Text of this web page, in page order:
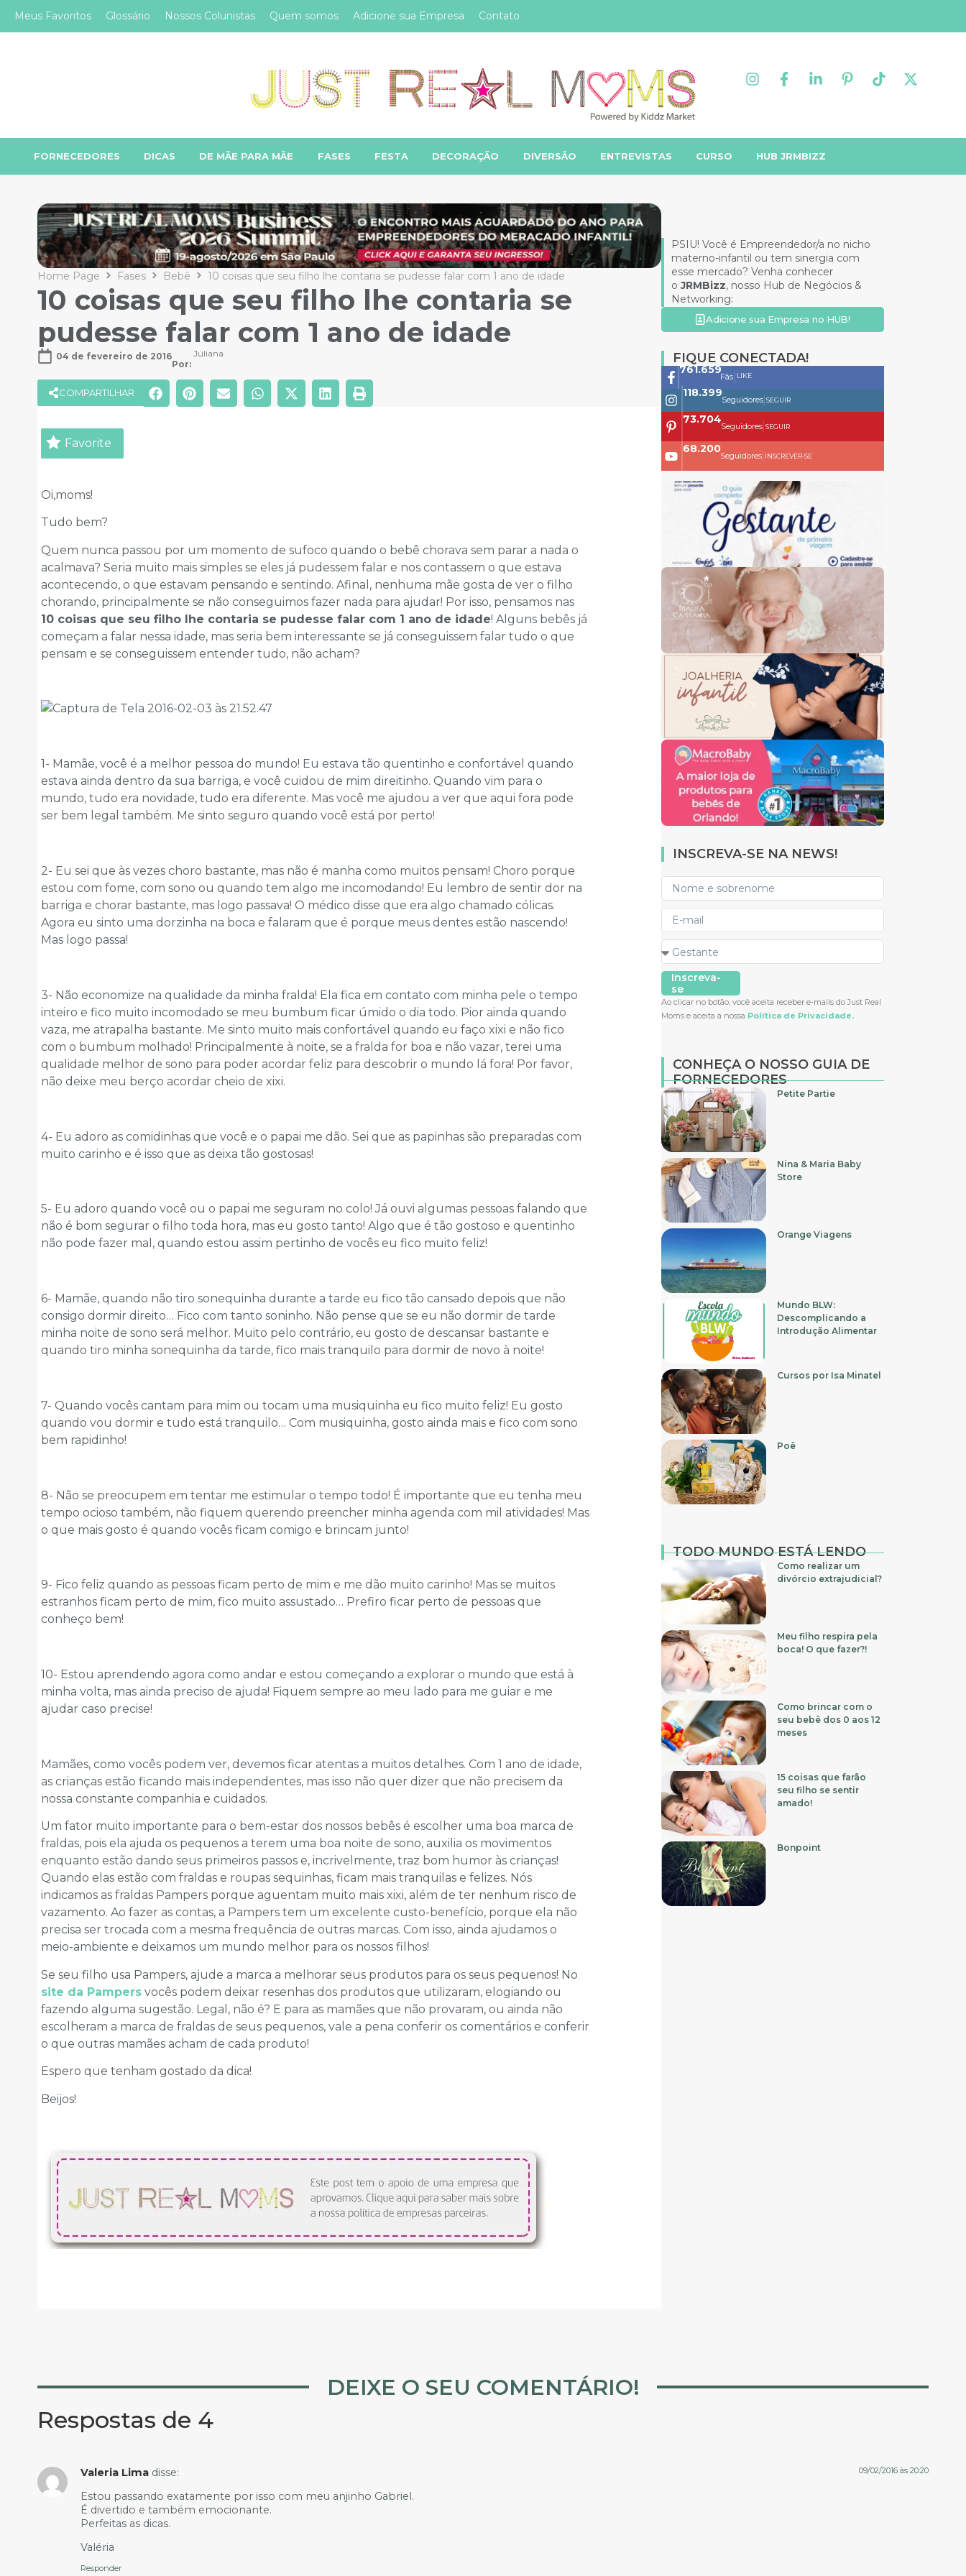
Meus Favoritos Glossário Nossos Colunistas Quem somos Adicione sua Empresa Contato
FORNECEDORES DICAS DE MÃE PARA MÃE FASES FESTA DECORAÇÃO DIVERSÃO ENTREVISTAS CURSO HUB JRMBIZZ
Home Page Fases Bebê 10 coisas que seu filho lhe contaria se pudesse falar com 1 ano de idade
10 coisas que seu filho lhe contaria se
pudesse falar com 1 ano de idade
04 de fevereiro de 2016
Por:
Juliana
COMPARTILHAR
Favorite
Oi,moms!
Tudo bem?
Quem nunca passou por um momento de sufoco quando o bebê chorava sem parar a nada o
acalmava? Seria muito mais simples se eles já pudessem falar e nos contassem o que estava
acontecendo, o que estavam pensando e sentindo. Afinal, nenhuma mãe gosta de ver o filho
chorando, principalmente se não conseguimos fazer nada para ajudar! Por isso, pensamos nas
10 coisas que seu filho lhe contaria se pudesse falar com 1 ano de idade! Alguns bebês já
começam a falar nessa idade, mas seria bem interessante se já conseguissem falar tudo o que
pensam e se conseguissem entender tudo, não acham?
1- Mamãe, você é a melhor pessoa do mundo! Eu estava tão quentinho e confortável quando
estava ainda dentro da sua barriga, e você cuidou de mim direitinho. Quando vim para o
mundo, tudo era novidade, tudo era diferente. Mas você me ajudou a ver que aqui fora pode
ser bem legal também. Me sinto seguro quando você está por perto!
2- Eu sei que às vezes choro bastante, mas não é manha como muitos pensam! Choro porque
estou com fome, com sono ou quando tem algo me incomodando! Eu lembro de sentir dor na
barriga e chorar bastante, mas logo passava! O médico disse que era algo chamado cólicas.
Agora eu sinto uma dorzinha na boca e falaram que é porque meus dentes estão nascendo!
Mas logo passa!
3- Não economize na qualidade da minha fralda! Ela fica em contato com minha pele o tempo
inteiro e fico muito incomodado se meu bumbum ficar úmido o dia todo. Pior ainda quando
vaza, me atrapalha bastante. Me sinto muito mais confortável quando eu faço xixi e não fico
com o bumbum molhado! Principalmente à noite, se a fralda for boa e não vazar, terei uma
qualidade melhor de sono para poder acordar feliz para descobrir o mundo lá fora! Por favor,
não deixe meu berço acordar cheio de xixi.
4- Eu adoro as comidinhas que você e o papai me dão. Sei que as papinhas são preparadas com
muito carinho e é isso que as deixa tão gostosas!
5- Eu adoro quando você ou o papai me seguram no colo! Já ouvi algumas pessoas falando que
não é bom segurar o filho toda hora, mas eu gosto tanto! Algo que é tão gostoso e quentinho
não pode fazer mal, quando estou assim pertinho de vocês eu fico muito feliz!
6- Mamãe, quando não tiro sonequinha durante a tarde eu fico tão cansado depois que não
consigo dormir direito… Fico com tanto soninho. Não pense que se eu não dormir de tarde
minha noite de sono será melhor. Muito pelo contrário, eu gosto de descansar bastante e
quando tiro minha sonequinha da tarde, fico mais tranquilo para dormir de novo à noite!
7- Quando vocês cantam para mim ou tocam uma musiquinha eu fico muito feliz! Eu gosto
quando vou dormir e tudo está tranquilo… Com musiquinha, gosto ainda mais e fico com sono
bem rapidinho!
8- Não se preocupem em tentar me estimular o tempo todo! É importante que eu tenha meu
tempo ocioso também, não fiquem querendo preencher minha agenda com mil atividades! Mas
o que mais gosto é quando vocês ficam comigo e brincam junto!
9- Fico feliz quando as pessoas ficam perto de mim e me dão muito carinho! Mas se muitos
estranhos ficam perto de mim, fico muito assustado… Prefiro ficar perto de pessoas que
conheço bem!
10- Estou aprendendo agora como andar e estou começando a explorar o mundo que está à
minha volta, mas ainda preciso de ajuda! Fiquem sempre ao meu lado para me guiar e me
ajudar caso precise!
Mamães, como vocês podem ver, devemos ficar atentas a muitos detalhes. Com 1 ano de idade,
as crianças estão ficando mais independentes, mas isso não quer dizer que não precisem da
nossa constante companhia e cuidados.
Um fator muito importante para o bem-estar dos nossos bebês é escolher uma boa marca de
fraldas, pois ela ajuda os pequenos a terem uma boa noite de sono, auxilia os movimentos
enquanto estão dando seus primeiros passos e, incrivelmente, traz bom humor às crianças!
Quando elas estão com fraldas e roupas sequinhas, ficam mais tranquilas e felizes. Nós
indicamos as fraldas Pampers porque aguentam muito mais xixi, além de ter nenhum risco de
vazamento. Ao fazer as contas, a Pampers tem um excelente custo-benefício, porque ela não
precisa ser trocada com a mesma frequência de outras marcas. Com isso, ainda ajudamos o
meio-ambiente e deixamos um mundo melhor para os nossos filhos!
Se seu filho usa Pampers, ajude a marca a melhorar seus produtos para os seus pequenos! No
site da Pampers vocês podem deixar resenhas dos produtos que utilizaram, elogiando ou
fazendo alguma sugestão. Legal, não é? E para as mamães que não provaram, ou ainda não
escolheram a marca de fraldas de seus pequenos, vale a pena conferir os comentários e conferir
o que outras mamães acham de cada produto!
Espero que tenham gostado da dica!
Beijos!
PSIU! Você é Empreendedor/a no nicho
materno-infantil ou tem sinergia com
esse mercado? Venha conhecer
oJRMBizz, nosso Hub de Negócios &
Networking:
Adicione sua Empresa no HUB!
FIQUE CONECTADA!
761.659
Fãs LIKE
118.399
Seguidores| SEGUIR
73.704
Seguidores| SEGUIR
68.200
Seguidores| INSCREVER-SE
INSCREVA-SE NA NEWS!
Inscreva-
se
Ao clicar no botão, você aceita receber e-mails do Just Real
Moms e aceita a nossa Política de Privacidade.
CONHEÇA O NOSSO GUIA DE
FORNECEDORES
Petite Partie
Nina & Maria Baby
Store
Orange Viagens
Mundo BLW:
Descomplicando a
Introdução Alimentar
Cursos por Isa Minatel
Poê
TODO MUNDO ESTÁ LENDO
Como realizar um
divórcio extrajudicial?
Meu filho respira pela
boca! O que fazer?!
Como brincar com o
seu bebê dos 0 aos 12
meses
15 coisas que farão
seu filho se sentir
amado!
Bonpoint
DEIXE O SEU COMENTÁRIO!
Respostas de 4
Valeria Lima disse: 09/02/2016 às 20:20
Estou passando exatamente por isso com meu anjinho Gabriel.
É divertido e também emocionante.
Perfeitas as dicas.
Valéria
Responder